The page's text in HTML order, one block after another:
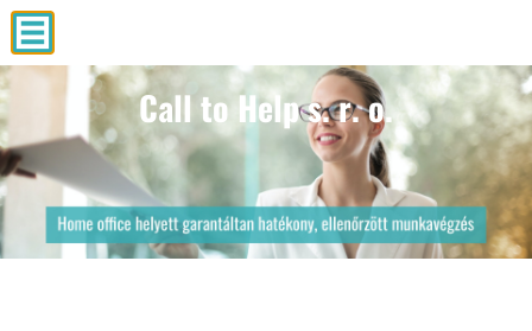
Call to Help s. r. o.
Call to Help s. r. o.
Call to Help s. r. o.
Call to Help s. r. o.
Call to Help s. r. o.